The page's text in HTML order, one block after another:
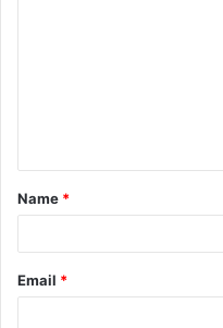
Name *
Email *